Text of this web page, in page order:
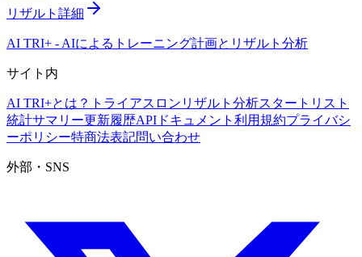
リザルト詳細
AI TRI+ - AIによるトレーニング計画とリザルト分析
サイト内
AI TRI+とは？ トライアスロンリザルト分析スタートリスト
統計サマリー更新履歴APIドキュメント 利用規約プライバシ
ーポリシー特商法表記問い合わせ
外部・SNS